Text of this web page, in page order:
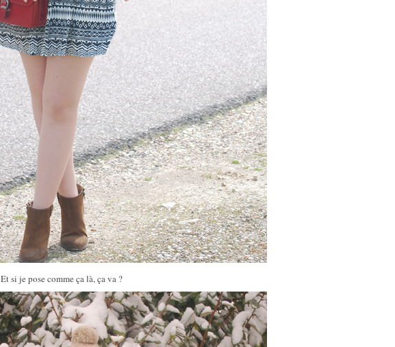
Et si je pose comme ça là, ça va ?